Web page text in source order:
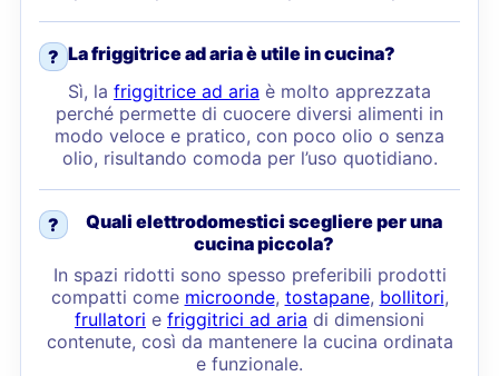
? La friggitrice ad aria è utile in cucina?
Sì, la friggitrice ad aria è molto apprezzata
perché permette di cuocere diversi alimenti in
modo veloce e pratico, con poco olio o senza
olio, risultando comoda per l’uso quotidiano.
?
Quali elettrodomestici scegliere per una
cucina piccola?
In spazi ridotti sono spesso preferibili prodotti
compatti come microonde, tostapane, bollitori,
frullatori e friggitrici ad aria di dimensioni
contenute, così da mantenere la cucina ordinata
e funzionale.